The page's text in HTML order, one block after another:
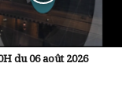
du 06 août 2026